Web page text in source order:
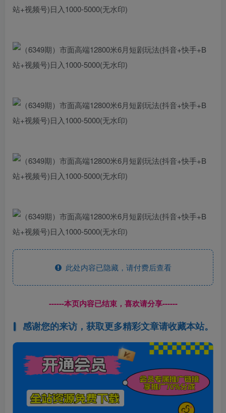
此处内容已隐藏，请付费后查看
------本页内容已结束，喜欢请分享------
感谢您的来访，获取更多精彩文章请收藏本站。